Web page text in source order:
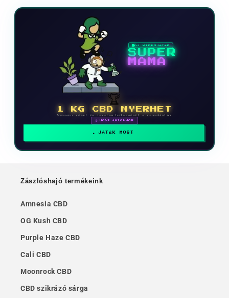
ÚJ VIDEOJÁTÉK
SUPER
MAMA
🏆
1 KG CBD NYERHET
Vegyen részt és javítsa helyezését a ranglistán
🗓 HAVI JUTALMAK
JÁTÉK MOST
Zászlóshajó termékeink
Amnesia CBD
OG Kush CBD
Purple Haze CBD
Cali CBD
Moonrock CBD
CBD szikrázó sárga